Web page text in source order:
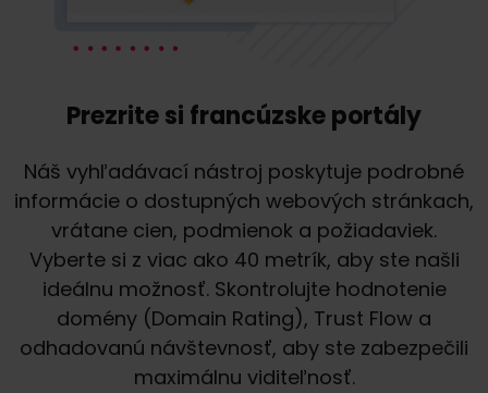
Prezrite si francúzske portály
Náš vyhľadávací nástroj poskytuje podrobné
informácie o dostupných webových stránkach,
vrátane cien, podmienok a požiadaviek.
Vyberte si z viac ako 40 metrík, aby ste našli
ideálnu možnosť. Skontrolujte hodnotenie
domény (Domain Rating), Trust Flow a
odhadovanú návštevnosť, aby ste zabezpečili
maximálnu viditeľnosť.